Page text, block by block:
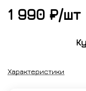
1 990 ₽/шт
Характеристики